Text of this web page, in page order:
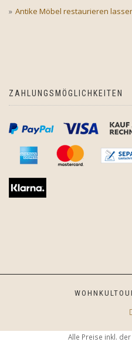
Antike Möbel restaurieren
ZAHLUNGSMÖGLICHKEITEN
Alle Preise inkl.